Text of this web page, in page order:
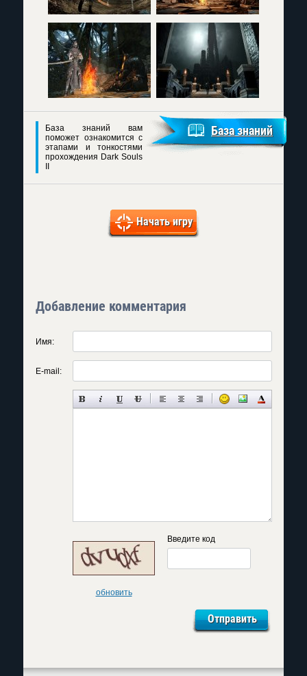
База знаний вам
поможет ознакомится с
этапами и тонкостями
прохождения Dark Souls
База знаний
Начать игру
Добавление комментария
Имя:
E-mail:
обновить
Введите код